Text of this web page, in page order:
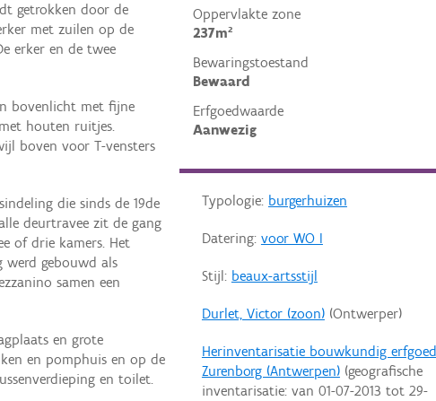
Oppervlakte zone
237m²
Bewaringstoestand
Bewaard
Erfgoedwaarde
Aanwezig
Typologie: burgerhuizen
Datering: voor WO I
Stijl: beaux-artsstijl
Durlet, Victor (zoon)(Ontwerper)
Herinventarisatie bouwkundig erfgoed
Zurenborg (Antwerpen)(geografische
inventarisatie: van 01-07-2013 tot 29-
getrokken door de
met zuilen op de
erker en de twee
bovenlicht met fijne
houten ruitjes.
boven voor T-vensters
die sinds de 19de
deurtravee zit de gang
of drie kamers. Het
gebouwd als
samen een
en grote
en pomphuis en op de
en toilet.